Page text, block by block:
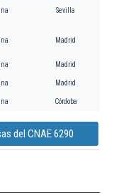
Sevilla
Madrid
Madrid
Madrid
Córdoba
del CNAE 6290